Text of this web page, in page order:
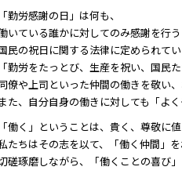
「勤労感謝の日」は何も、
いている誰かに対してのみ感謝を行う
民の祝日に関する法律に定められてい
「勤労をたっとび、生産を祝い、国民
僚や上司といった仲間の働きを敬い
また、自分自身の働きに対しても「よ
「働く」ということは、貴く、尊敬に値
たちはその志を以て、「働く仲間」を
磋琢磨しながら、「働くことの喜び